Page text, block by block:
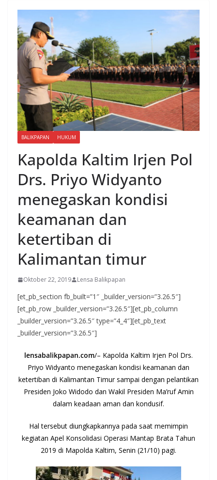
BALIKPAPAN HUKUM
Kapolda Kaltim Irjen Pol
Drs. Priyo Widyanto
menegaskan kondisi
keamanan dan
ketertiban di
Kalimantan timur
Oktober 22, 2019 Lensa Balikpapan
[et_pb_section fb_built=”1″ _builder_version=”3.26.5″]
[et_pb_row _builder_version=”3.26.5″][et_pb_column
_builder_version=”3.26.5″ type=”4_4″][et_pb_text
_builder_version=”3.26.5″]
lensabalikpapan.com/– Kapolda Kaltim Irjen Pol Drs.
Priyo Widyanto menegaskan kondisi keamanan dan
ketertiban di Kalimantan Timur sampai dengan pelantikan
Presiden Joko Widodo dan Wakil Presiden Ma’ruf Amin
dalam keadaan aman dan kondusif.
Hal tersebut diungkapkannya pada saat memimpin
kegiatan Apel Konsolidasi Operasi Mantap Brata Tahun
2019 di Mapolda Kaltim, Senin (21/10) pagi.